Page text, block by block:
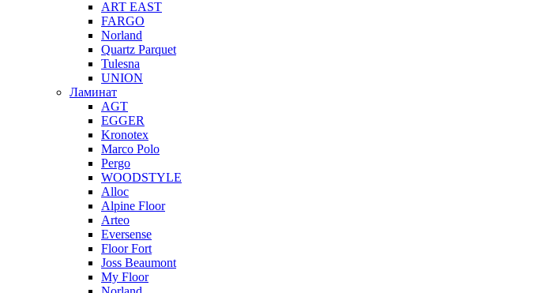
ART EAST
FARGO
Norland
Quartz Parquet
Tulesna
UNION
Ламинат
AGT
EGGER
Kronotex
Marco Polo
Pergo
WOODSTYLE
Alloc
Alpine Floor
Arteo
Eversense
Floor Fort
Joss Beaumont
My Floor